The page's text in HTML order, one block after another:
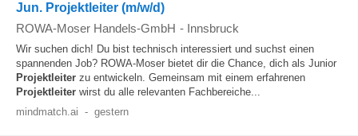
Jun. Projektleiter (m/w/d)
ROWA-Moser Handels-GmbH - Innsbruck
Wir suchen dich! Du bist technisch interessiert und suchst einen
spannenden Job? ROWA-Moser bietet dir die Chance, dich als Junior
Projektleiter zu entwickeln. Gemeinsam mit einem erfahrenen
Projektleiter wirst du alle relevanten Fachbereiche...
mindmatch.ai - gestern